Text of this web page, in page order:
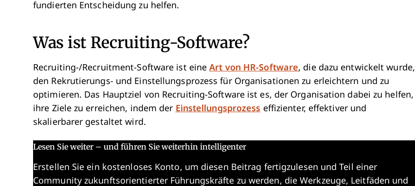
fundierten Entscheidung zu helfen.
Was ist Recruiting-Software?
Recruiting-/Recruitment-Software ist eineArt von HR-Software, die dazu entwickelt wurde,
den Rekrutierungs- und Einstellungsprozess für Organisationen zu erleichtern und zu
optimieren. Das Hauptziel von Recruiting-Software ist es, der Organisation dabei zu helfen,
ihre Ziele zu erreichen, indem der Einstellungsprozess effizienter, effektiver und
skalierbarer gestaltet wird.
Lesen Sie weiter – und führen Sie weiterhin intelligenter
Erstellen Sie ein kostenloses Konto, um diesen Beitrag fertigzulesen und Teil einer
Community zukunftsorientierter Führungskräfte zu werden, die Werkzeuge, Leitfäden und